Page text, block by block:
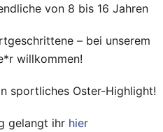
von 8 bis 16 Jahren
– bei unserem
willkommen!
sportliches Oster-Highlight!
gelangt ihr hier